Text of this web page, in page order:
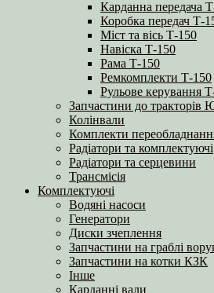
Карданна передача
Коробка передач Т-
Міст та вісь Т-150
Навіска Т-150
Рама Т-150
Ремкомплекти Т-150
Рульове керування
Запчастини до
Колінвали
Комплекти
Радіатори та комплектуючі
Радіатори та серцевини
Трансмісія
Комплектуючі
Водяні насоси
Генератори
Диски зчеплення
Запчастини на граблі
Запчастини на котки КЗК
Інше
Карданні вали